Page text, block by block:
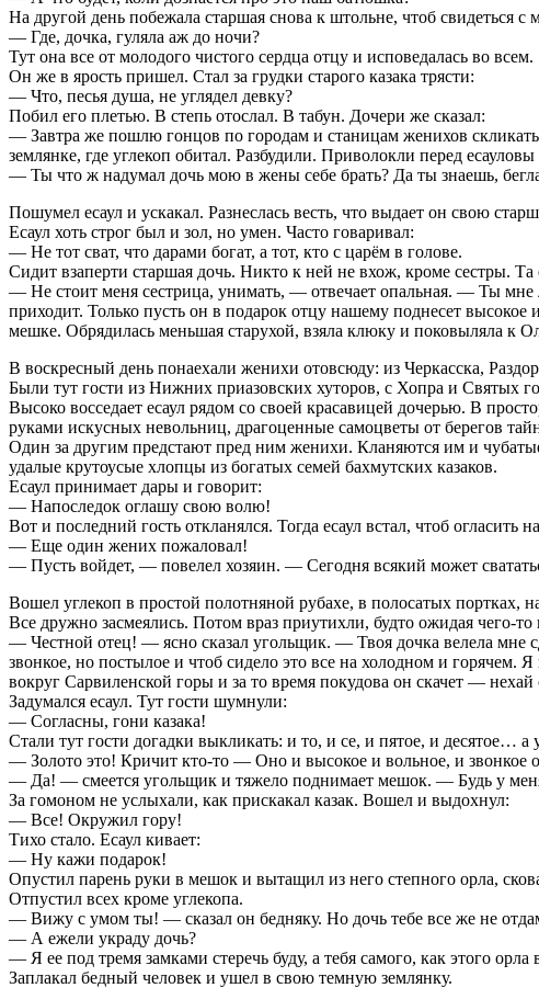
На другой день побежала старшая снова к штольне, чтоб свидеться с
— Где, дочка, гуляла аж до ночи?
Тут она все от молодого чистого сердца отцу и исповедалась во всем.
Он же в ярость пришел. Стал за грудки старого казака трясти:
— Что, песья душа, не углядел девку?
Побил его плетью. В степь отослал. В табун. Дочери же сказал:
— Завтра же пошлю гонцов по городам и станицам женихов скликать
землянке, где углекоп обитал. Разбудили. Приволокли перед
— Ты что ж надумал дочь мою в жены себе брать? Да ты знаешь,
Пошумел есаул и ускакал. Разнеслась весть, что выдает он свою
Есаул хоть строг был и зол, но умен. Часто говаривал:
— Не тот сват, что дарами богат, а тот, кто с царём в голове.
Сидит взаперти старшая дочь. Никто к ней не вхож, кроме сестры. Та
— Не стоит меня сестрица, унимать, — отвечает опальная. — Ты
приходит. Только пусть он в подарок отцу нашему поднесет
мешке. Обрядилась меньшая старухой, взяла клюку и поковыляла к
В воскресный день понаехали женихи отовсюду: из Черкасска,
Были тут гости из Нижних приазовских хуторов, с Хопра и Святых
Высоко восседает есаул рядом со своей красавицей дочерью. В
руками искусных невольниц, драгоценные самоцветы от берегов
Один за другим предстают пред ним женихи. Кланяются им и
удалые крутоусые хлопцы из богатых семей бахмутских казаков.
Есаул принимает дары и говорит:
— Напоследок оглашу свою волю!
Вот и последний гость откланялся. Тогда есаул встал, чтоб
— Еще один жених пожаловал!
— Пусть войдет, — повелел хозяин. — Сегодня всякий может
Вошел углекоп в простой полотняной рубахе, в полосатых портках,
Все дружно засмеялись. Потом враз приутихли, будто ожидая чего-то
— Честной отец! — ясно сказал угольщик. — Твоя дочка велела мне
звонкое, но постылое и чтоб сидело это все на холодном и горячем.
вокруг Сарвиленской горы и за то время покудова он скачет —
Задумался есаул. Тут гости шумнули:
— Согласны, гони казака!
Стали тут гости догадки выкликать: и то, и се, и пятое, и десятое…
— Золото это! Кричит кто-то — Оно и высокое и вольное, и звонкое
— Да! — смеется угольщик и тяжело поднимает мешок. — Будь у меня
За гомоном не услыхали, как прискакал казак. Вошел и выдохнул:
— Все! Окружил гору!
Тихо стало. Есаул кивает:
— Ну кажи подарок!
Опустил парень руки в мешок и вытащил из него степного орла,
Отпустил всех кроме углекопа.
— Вижу с умом ты! — сказал он бедняку. Но дочь тебе все же не
— А ежели украду дочь?
— Я ее под тремя замками стеречь буду, а тебя самого, как этого орла
Заплакал бедный человек и ушел в свою темную землянку.